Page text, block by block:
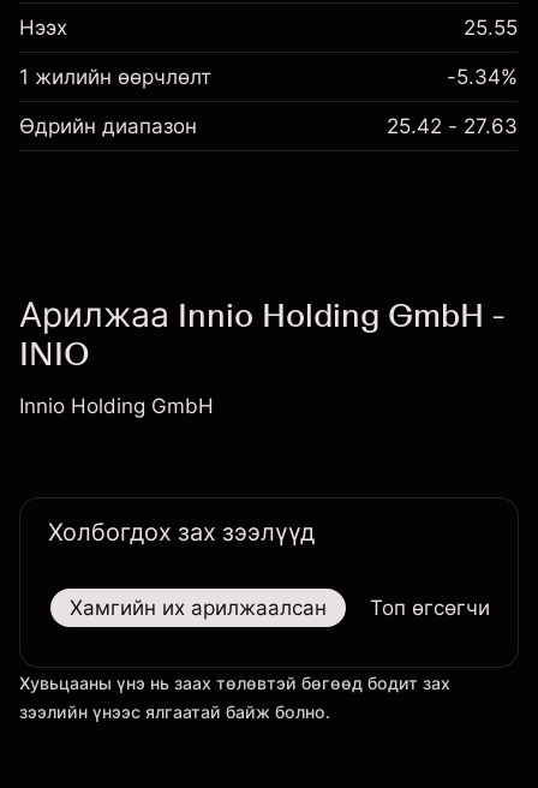
Нээх 25.55
1 жилийн өөрчлөлт -5.34%
Өдрийн диапазон 25.42 - 27.63
Арилжаа Innio Holding GmbH -
INIO
Innio Holding GmbH
Холбогдох зах зээлүүд
Хамгийн их арилжаалсан Топ өгсөгчид
Хувьцааны үнэ нь заах төлөвтэй бөгөөд бодит зах
зээлийн үнээс ялгаатай байж болно.